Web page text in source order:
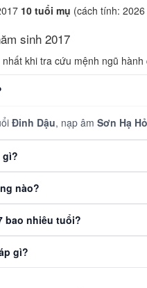
10 tuổi mụ (cách tính:
sinh 2017
khi tra cứu mệnh ngũ
Đinh Dậu, nạp âm Sơn Hạ
gì?
nào?
bao nhiêu tuổi?
gì?